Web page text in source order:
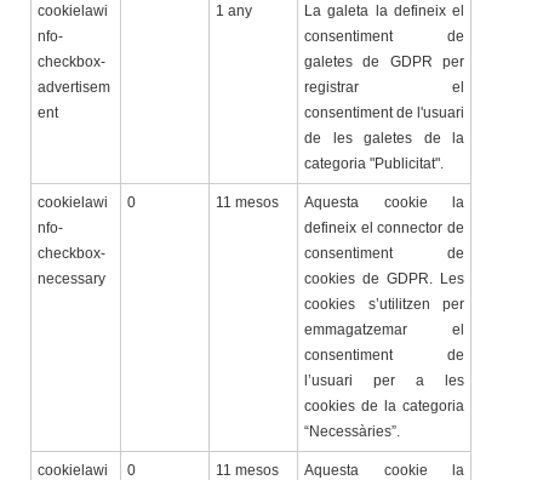
cookielawi
nfo-
checkbox-
advertisem
ent
1 any
La galeta la defineix el
consentiment de
galetes de GDPR per
registrar el
consentiment de l'usuari
de les galetes de la
categoria "Publicitat".
cookielawi
nfo-
checkbox-
necessary
0 11 mesos
Aquesta cookie la
defineix el connector de
consentiment de
cookies de GDPR. Les
cookies s’utilitzen per
emmagatzemar el
consentiment de
l’usuari per a les
cookies de la categoria
“Necessàries”.
cookielawi
0 11 mesos
Aquesta cookie la